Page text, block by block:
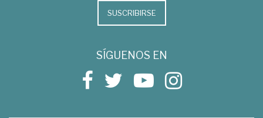
SUSCRIBIRSE
SÍGUENOS EN